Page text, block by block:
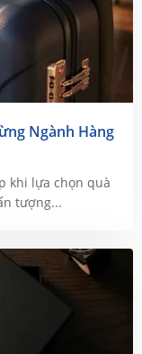
Ngành Hàng
khi lựa chọn quà
tượng...